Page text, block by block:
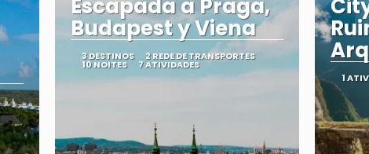
Escapada a Praga,
Budapest y Viena
3 DESTINOS 2 REDE DE TRANSPORTES
10 NOITES 7 ATIVIDADES
1